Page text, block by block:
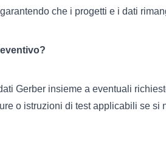
che i progetti e i dati
Gerber insieme a eventuali
o istruzioni di test applicabili se si